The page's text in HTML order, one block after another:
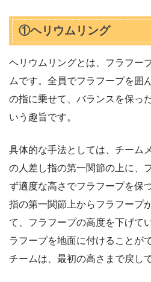
①ヘリウムリング
ヘリウムリングとは、フラフー
ムです。全員でフラフープを囲
の指に乗せて、バランスを保っ
いう趣旨です。
具体的な手法としては、チーム
の人差し指の第一関節の上に、
ず適度な高さでフラフープを保
指の第一関節上からフラフープ
て、フラフープの高度を下げて
ラフープを地面に付けることが
チームは、最初の高さまで戻し